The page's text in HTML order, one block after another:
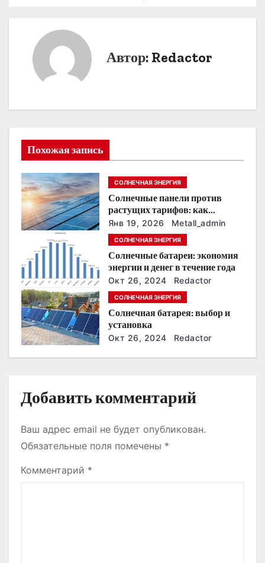
ц
я
п
о
з
п
и
с
я
Автор: Redactor
Похожая запись
СОЛНЕЧНАЯ ЭНЕРГИЯ
Солнечные панели против
растущих тарифов: как
сохранить
энергонезависимость в
ближайшие годы
Янв 19, 2026 Metall_admin
СОЛНЕЧНАЯ ЭНЕРГИЯ
Солнечные батареи: экономия
энергии и денег в течение года
Окт 26, 2024 Redactor
СОЛНЕЧНАЯ ЭНЕРГИЯ
Солнечная батарея: выбор и
установка
Окт 26, 2024 Redactor
Добавить комментарий
Ваш адрес email не будет опубликован.
Обязательные поля помечены *
Комментарий *